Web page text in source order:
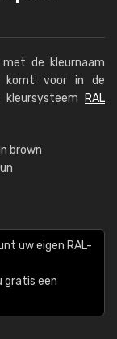
met de kleurnaam
komt voor in de
RAL
brown
uw eigen RAL-
gratis een